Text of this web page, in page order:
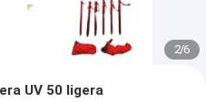
2/6
UV 50 ligera